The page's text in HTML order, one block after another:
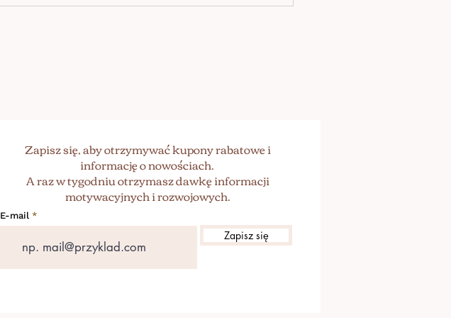
PRAWDA LUBI BYĆ
Zapisz się, aby otrzymywać kupony rabatowe i
informację o nowościach.
A raz w tygodniu otrzymasz dawkę informacji
motywacyjnych i rozwojowych.
E-mail
Zapisz się